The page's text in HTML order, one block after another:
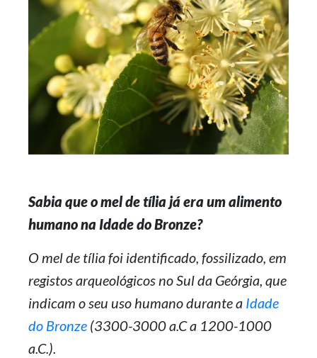
Sabia que o mel de tília já era um alimento
humano na Idade do Bronze?
O mel de tília foi identificado, fossilizado, em
registos arqueológicos no Sul da Geórgia, que
indicam o seu uso humano durante a Idade
do Bronze (3300-3000 a.C a 1200-1000
a.C.).